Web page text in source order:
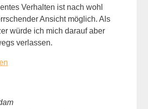
Verhalten ist nach wohl
Ansicht möglich. Als
würde ich mich darauf aber
verlassen.